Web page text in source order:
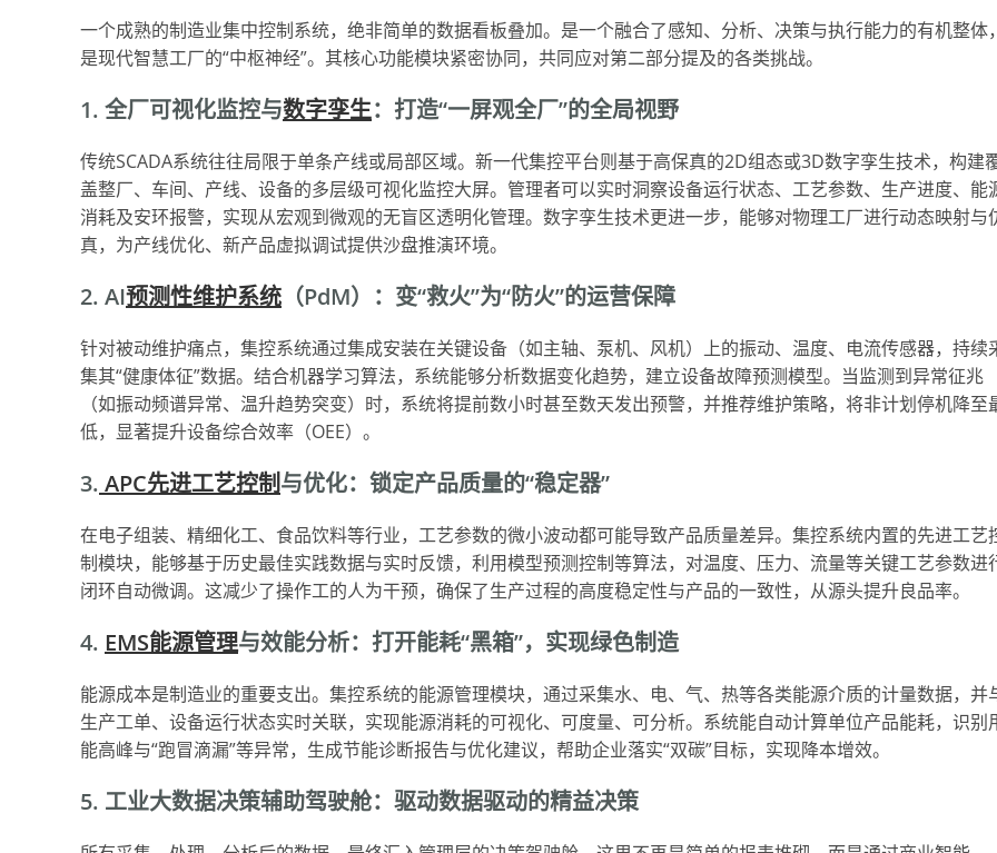
一个成熟的制造业集中控制系统，绝非简单的数据看板叠加。是一个融合了感知、分析、决策与执行能力的有机整体
是现代智慧工厂的“中枢神经”。其核心功能模块紧密协同，共同应对第二部分提及的各类挑战。
1. 全厂可视化监控与数字孪生：打造“一屏观全厂”的全局视野
传统SCADA系统往往局限于单条产线或局部区域。新一代集控平台则基于高保真的2D组态或3D数字孪生技术，构建
盖整厂、车间、产线、设备的多层级可视化监控大屏。管理者可以实时洞察设备运行状态、工艺参数、生产进度、能
消耗及安环报警，实现从宏观到微观的无盲区透明化管理。数字孪生技术更进一步，能够对物理工厂进行动态映射与
真，为产线优化、新产品虚拟调试提供沙盘推演环境。
2. AI预测性维护系统 （PdM）：变“救火”为“防火”的运营保障
针对被动维护痛点，集控系统通过集成安装在关键设备（如主轴、泵机、风机）上的振动、温度、电流传感器，持续
集其“健康体征”数据。结合机器学习算法，系统能够分析数据变化趋势，建立设备故障预测模型。当监测到异常征兆
（如振动频谱异常、温升趋势突变）时，系统将提前数小时甚至数天发出预警，并推荐维护策略，将非计划停机降至
低，显著提升设备综合效率（OEE）。
3. APC先进工艺控制与优化：锁定产品质量的“稳定器”
在电子组装、精细化工、食品饮料等行业，工艺参数的微小波动都可能导致产品质量差异。集控系统内置的先进工艺
制模块，能够基于历史最佳实践数据与实时反馈，利用模型预测控制等算法，对温度、压力、流量等关键工艺参数进
闭环自动微调。这减少了操作工的人为干预，确保了生产过程的高度稳定性与产品的一致性，从源头提升良品率。
4. EMS能源管理与效能分析：打开能耗“黑箱”，实现绿色制造
能源成本是制造业的重要支出。集控系统的能源管理模块，通过采集水、电、气、热等各类能源介质的计量数据，并
生产工单、设备运行状态实时关联，实现能源消耗的可视化、可度量、可分析。系统能自动计算单位产品能耗，识别
能高峰与“跑冒滴漏”等异常，生成节能诊断报告与优化建议，帮助企业落实“双碳”目标，实现降本增效。
5. 工业大数据决策辅助驾驶舱：驱动数据驱动的精益决策